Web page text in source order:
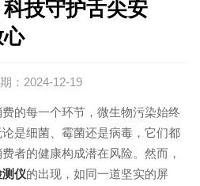
技守护舌尖安
：2024-12-19
每一个环节，微生物污染始终
是细菌、霉菌还是病毒，它们都
者的健康构成潜在风险。然而，
仪的出现，如同一道坚实的屏